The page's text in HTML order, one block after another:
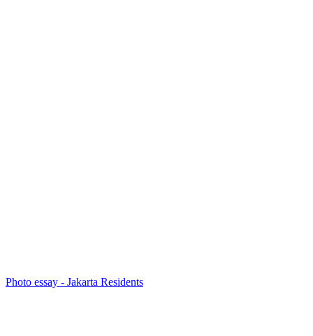
Photo essay - Jakarta Residents